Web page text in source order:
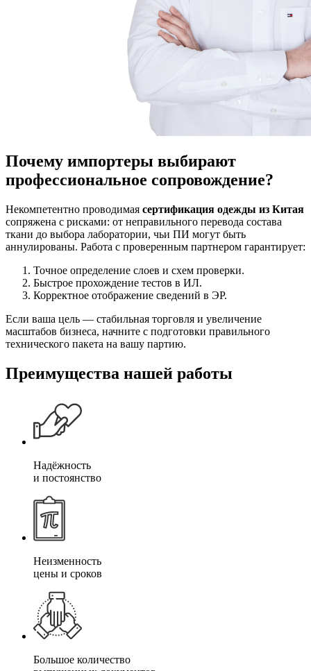
Почему импортеры выбирают
профессиональное сопровождение?
Некомпетентно проводимая сертификация одежды из Китая
сопряжена с рисками: от неправильного перевода состава
ткани до выбора лаборатории, чьи ПИ могут быть
аннулированы. Работа с проверенным партнером гарантирует:
Точное определение слоев и схем проверки.
Быстрое прохождение тестов в ИЛ.
Корректное отображение сведений в ЭР.
Если ваша цель — стабильная торговля и увеличение
масштабов бизнеса, начните с подготовки правильного
технического пакета на вашу партию.
Преимущества нашей работы
Надёжность
и постоянство
Неизменность
цены и сроков
Большое количество